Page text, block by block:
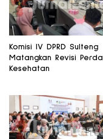
Komisi IV DPRD Sulteng
Matangkan Revisi Perda
Kesehatan